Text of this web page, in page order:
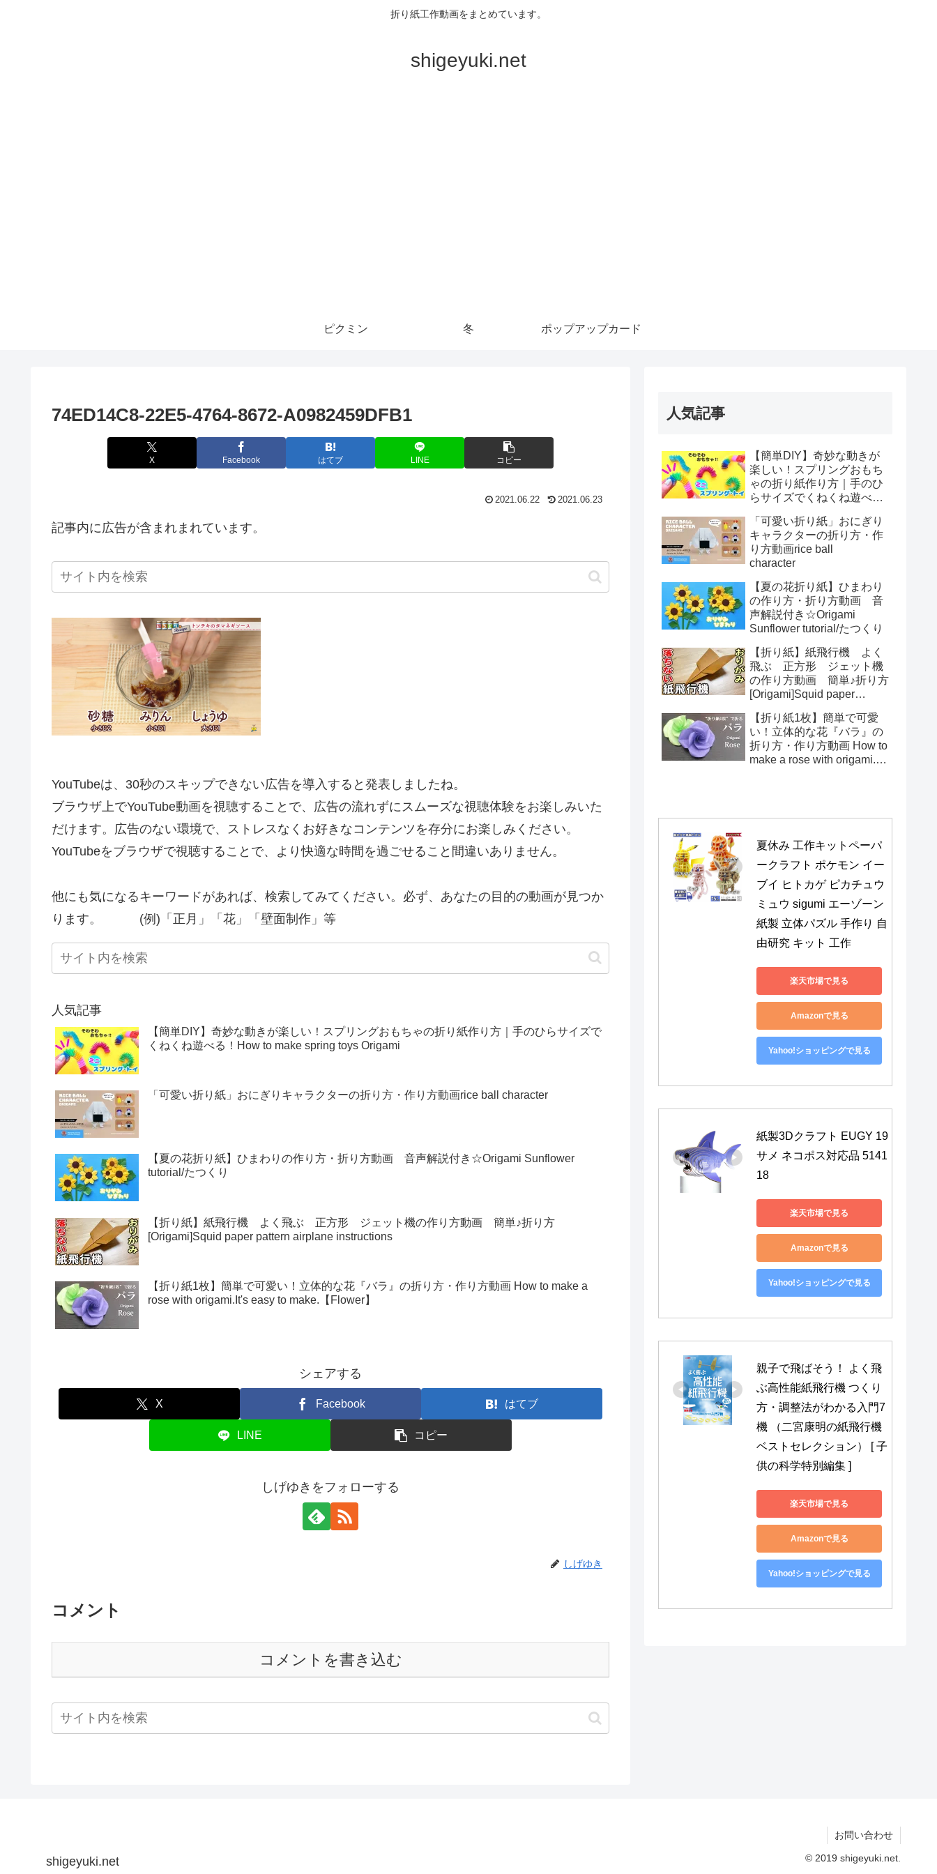
折り紙工作動画をまとめています。
shigeyuki.net
ピクミン 冬 ポップアップカード
74ED14C8-22E5-4764-8672-A0982459DFB1
X Facebook はてブ LINE コピー
2021.06.22 2021.06.23
記事内に広告が含まれまれています。
YouTubeは、30秒のスキップできない広告を導入すると発表しましたね。
ブラウザ上でYouTube動画を視聴することで、広告の流れずにスムーズな視聴体験をお楽しみいた
だけます。広告のない環境で、ストレスなくお好きなコンテンツを存分にお楽しみください。
YouTubeをブラウザで視聴することで、より快適な時間を過ごせること間違いありません。
他にも気になるキーワードがあれば、検索してみてください。必ず、あなたの目的の動画が見つか
ります。 (例)「正月」「花」「壁面制作」等
人気記事
【簡単DIY】奇妙な動きが楽しい！スプリングおもちゃの折り紙作り方｜手のひらサイズで
くねくね遊べる！How to make spring toys Origami
「可愛い折り紙」おにぎりキャラクターの折り方・作り方動画rice ball character
【夏の花折り紙】ひまわりの作り方・折り方動画 音声解説付き☆Origami Sunflower
tutorial/たつくり
【折り紙】紙飛行機 よく飛ぶ 正方形 ジェット機の作り方動画 簡単♪折り方
[Origami]Squid paper pattern airplane instructions
【折り紙1枚】簡単で可愛い！立体的な花『バラ』の折り方・作り方動画 How to make a
rose with origami.It's easy to make.【Flower】
シェアする
X Facebook はてブ
LINE コピー
しげゆきをフォローする
しげゆき
コメント
コメントを書き込む
人気記事
【簡単DIY】奇妙な動きが
楽しい！スプリングおもち
ゃの折り紙作り方｜手のひ
らサイズでくねくね遊べ
toys Origami
「可愛い折り紙」おにぎり
キャラクターの折り方・作
り方動画rice ball
character
【夏の花折り紙】ひまわり
の作り方・折り方動画 音
声解説付き☆Origami
Sunflower tutorial/たつくり
【折り紙】紙飛行機 よく
飛ぶ 正方形 ジェット機
の作り方動画 簡単♪折り方
[Origami]Squid paper
【折り紙1枚】簡単で可愛
い！立体的な花『バラ』の
折り方・作り方動画 How to
make a rose with origami.It's
夏休み 工作キットペーパ
ークラフト ポケモン イー
ブイ ヒトカゲ ピカチュウ
ミュウ sigumi エーゾーン
紙製 立体パズル 手作り 自
由研究 キット 工作
楽天市場で見る
Amazonで見る
Yahoo!ショッピングで見る
紙製3Dクラフト EUGY 19
サメ ネコポス対応品 5141
18
楽天市場で見る
Amazonで見る
Yahoo!ショッピングで見る
親子で飛ばそう！ よく飛
ぶ高性能紙飛行機 つくり
方・調整法がわかる入門7
機 （二宮康明の紙飛行機
ベストセレクション） [ 子
供の科学特別編集 ]
楽天市場で見る
Amazonで見る
Yahoo!ショッピングで見る
shigeyuki.net
お問い合わせ
© 2019 shigeyuki.net.